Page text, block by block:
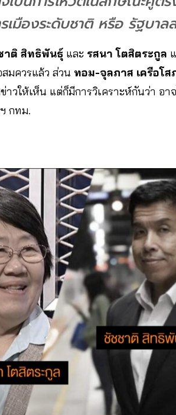
เมืองระดับชาติ หรือ รัฐบาล
าติ สิทธิพันธุ์ ​ และ รสนา โตสิตระกูล
มควรแล้ว ส่วน ทอม-จุลภาส เครือโ
าวให้เห็น แต่ก็มีการวิเคราะห์กันว่า อ
กทม.